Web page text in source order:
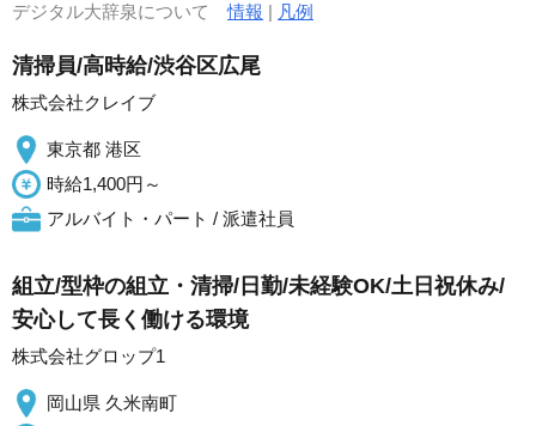
デジタル大辞泉について情報 | 凡例
清掃員/高時給/渋谷区広尾
株式会社クレイブ
東京都 港区
時給1,400円～
アルバイト・パート / 派遣社員
組立/型枠の組立・清掃/日勤/未経験OK/土日祝休み/
安心して長く働ける環境
株式会社グロップ1
岡山県 久米南町